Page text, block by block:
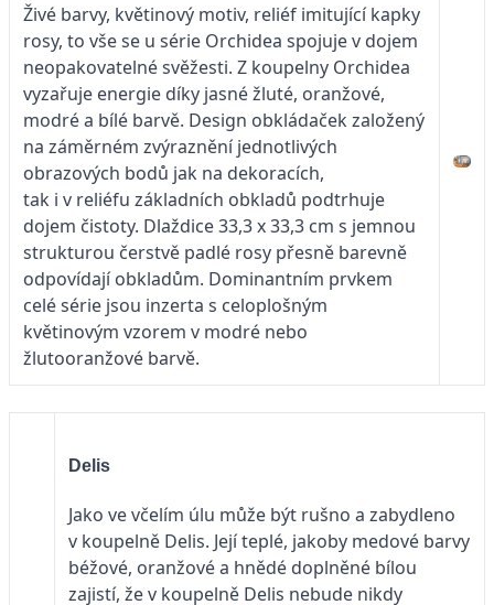
Živé barvy, květinový motiv, reliéf imitující kapky
rosy, to vše se u série Orchidea spojuje v dojem
neopakovatelné svěžesti. Z koupelny Orchidea
vyzařuje energie díky jasné žluté, oranžové,
modré a bílé barvě. Design obkládaček založený
na záměrném zvýraznění jednotlivých
obrazových bodů jak na dekoracích,
tak i v reliéfu základních obkladů podtrhuje
dojem čistoty. Dlaždice 33,3 x 33,3 cm s jemnou
strukturou čerstvě padlé rosy přesně barevně
odpovídají obkladům. Dominantním prvkem
celé série jsou inzerta s celoplošným
květinovým vzorem v modré nebo
žlutooranžové barvě.
Delis
Jako ve včelím úlu může být rušno a zabydleno
v koupelně Delis. Její teplé, jakoby medové barvy
béžové, oranžové a hnědé doplněné bílou
zajistí, že v koupelně Delis nebude nikdy